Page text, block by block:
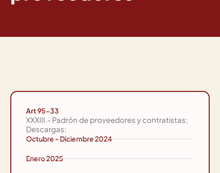
Art 95-33
XXXIII.- Padrón de proveedores y contratistas;
Descargas:
Octubre - Diciembre 2024
Enero 2025